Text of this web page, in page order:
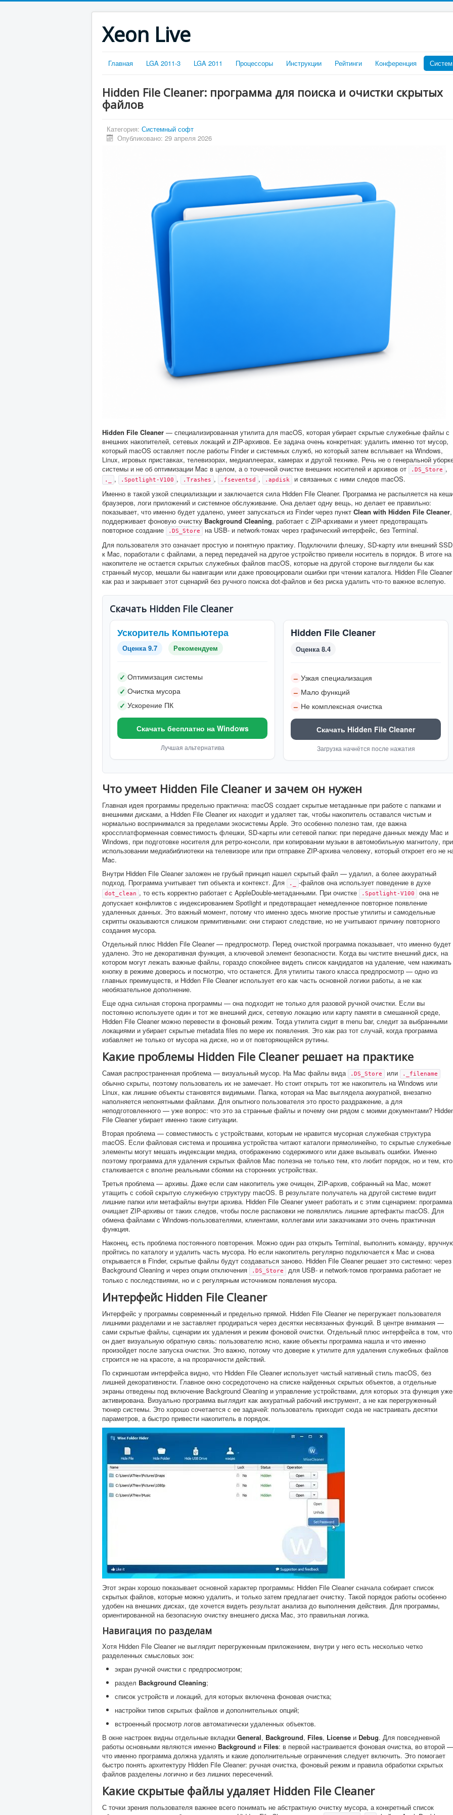
Xeon Live
Главная LGA 2011-3 LGA 2011 Процессоры Инструкции Рейтинги Конференция
Hidden File Cleaner: программа для поиска и очистки скрытых
файлов
Категория: Системный софт
Опубликовано: 29 апреля 2026
Hidden File Cleaner — специализированная утилита для macOS, которая убирает скрытые служебные файлы с
внешних накопителей, сетевых локаций и ZIP-архивов. Ее задача очень конкретная: удалить именно тот мусор,
который macOS оставляет после работы Finder и системных служб, но который затем всплывает на Windows,
Linux, игровых приставках, телевизорах, медиаплеерах, камерах и другой технике. Речь не о генеральной
системы и не об оптимизации Mac в целом, а о точечной очистке внешних носителей и архивов от
.DS_Store ,
._ , .Spotlight-V100 , .Trashes , .fseventsd , .apdisk
и связанных с ними следов macOS.
Именно в такой узкой специализации и заключается сила Hidden File Cleaner. Программа не распыляется на
браузеров, логи приложений и системное обслуживание. Она делает одну вещь, но делает ее правильно:
показывает, что именно будет удалено, умеет запускаться из Finder через пункт Clean with Hidden File Cleaner,
поддерживает фоновую очистку Background Cleaning, работает с ZIP-архивами и умеет предотвращать
повторное создание
.DS_Store
на USB- и network-томах через графический интерфейс, без Terminal.
Для пользователя это означает простую и понятную практику. Подключили флешку, SD-карту или внешний SSD
к Mac, поработали с файлами, а перед передачей на другое устройство привели носитель в порядок. В итоге на
накопителе не остается скрытых служебных файлов macOS, которые на другой стороне выглядели бы как
странный мусор, мешали бы навигации или даже провоцировали ошибки при чтении каталога. Hidden File Cleaner
как раз и закрывает этот сценарий без ручного поиска dot-файлов и без риска удалить что-то важное вслепую.
Скачать Hidden File Cleaner
Ускоритель Компьютера
Оценка 9.7 Рекомендуем
✓ Оптимизация системы
✓ Очистка мусора
✓ Ускорение ПК
Скачать бесплатно на Windows
Лучшая альтернатива
Hidden File Cleaner
Оценка 8.4
– Узкая специализация
– Мало функций
– Не комплексная очистка
Скачать Hidden File Cleaner
Загрузка начнётся после нажатия
Что умеет Hidden File Cleaner и зачем он нужен
Главная идея программы предельно практична: macOS создает скрытые метаданные при работе с папками и
внешними дисками, а Hidden File Cleaner их находит и удаляет так, чтобы накопитель оставался чистым и
нормально воспринимался за пределами экосистемы Apple. Это особенно полезно там, где важна
кроссплатформенная совместимость флешки, SD-карты или сетевой папки: при передаче данных между Mac и
Windows, при подготовке носителя для ретро-консоли, при копировании музыки в автомобильную магнитолу, при
использовании медиабиблиотеки на телевизоре или при отправке ZIP-архива человеку, который откроет его не
Mac.
Внутри Hidden File Cleaner заложен не грубый принцип нашел скрытый файл — удалил, а более аккуратный
подход. Программа учитывает тип объекта и контекст. Для
._ -файлов она использует поведение в духе
dot_clean , то есть корректно работает с AppleDouble-метаданными. При очистке .Spotlight-V100
она не
допускает конфликтов с индексированием Spotlight и предотвращает немедленное повторное появление
удаленных данных. Это важный момент, потому что именно здесь многие простые утилиты и самодельные
скрипты оказываются слишком примитивными: они стирают следствие, но не учитывают причину повторного
создания мусора.
Отдельный плюс Hidden File Cleaner — предпросмотр. Перед очисткой программа показывает, что именно будет
удалено. Это не декоративная функция, а ключевой элемент безопасности. Когда вы чистите внешний диск, на
котором могут лежать важные файлы, гораздо спокойнее видеть список кандидатов на удаление, чем нажимать
кнопку в режиме доверюсь и посмотрю, что останется. Для утилиты такого класса предпросмотр — одно из
главных преимуществ, и Hidden File Cleaner использует его как часть основной логики работы, а не как
необязательное дополнение.
Еще одна сильная сторона программы — она подходит не только для разовой ручной очистки. Если вы
постоянно используете один и тот же внешний диск, сетевую локацию или карту памяти в смешанной среде,
Hidden File Cleaner можно перевести в фоновый режим. Тогда утилита сидит в menu bar, следит за выбранными
локациями и убирает скрытые metadata files по мере их появления. Это как раз тот случай, когда программа
избавляет не только от мусора на диске, но и от повторяющейся рутины.
Какие проблемы Hidden File Cleaner решает на практике
Самая распространенная проблема — визуальный мусор. На Mac файлы вида .DS_Store или ._filename
обычно скрыты, поэтому пользователь их не замечает. Но стоит открыть тот же накопитель на Windows или
Linux, как лишние объекты становятся видимыми. Папка, которая на Mac выглядела аккуратной, внезапно
наполняется непонятными файлами. Для опытного пользователя это просто раздражение, а для
неподготовленного — уже вопрос: что это за странные файлы и почему они рядом с моими документами?
File Cleaner убирает именно такие ситуации.
Вторая проблема — совместимость с устройствами, которым не нравится мусорная служебная структура
macOS. Если файловая система и прошивка устройства читают каталоги прямолинейно, то скрытые служебные
элементы могут мешать индексации медиа, отображению содержимого или даже вызывать ошибки. Именно
поэтому программа для удаления скрытых файлов Mac полезна не только тем, кто любит порядок, но и тем, кто
сталкивается с вполне реальными сбоями на сторонних устройствах.
Третья проблема — архивы. Даже если сам накопитель уже очищен, ZIP-архив, собранный на Mac, может
утащить с собой скрытую служебную структуру macOS. В результате получатель на другой системе видит
лишние папки или метафайлы внутри архива. Hidden File Cleaner умеет работать и с этим сценарием: программа
очищает ZIP-архивы от таких следов, чтобы после распаковки не появлялись лишние артефакты macOS. Для
обмена файлами с Windows-пользователями, клиентами, коллегами или заказчиками это очень практичная
функция.
Наконец, есть проблема постоянного повторения. Можно один раз открыть Terminal, выполнить команду,
пройтись по каталогу и удалить часть мусора. Но если накопитель регулярно подключается к Mac и снова
открывается в Finder, скрытые файлы будут создаваться заново. Hidden File Cleaner решает это системно: через
Background Cleaning и через опции отключения
.DS_Store
для USB- и network-томов программа работает не
только с последствиями, но и с регулярным источником появления мусора.
Интерфейс Hidden File Cleaner
Интерфейс у программы современный и предельно прямой. Hidden File Cleaner не перегружает пользователя
лишними разделами и не заставляет продираться через десятки несвязанных функций. В центре внимания —
сами скрытые файлы, сценарии их удаления и режим фоновой очистки. Отдельный плюс интерфейса в том, что
он дает визуальную обратную связь: пользователю ясно, какие объекты программа нашла и что именно
произойдет после запуска очистки. Это важно, потому что доверие к утилите для удаления служебных файлов
строится не на красоте, а на прозрачности действий.
По скриншотам интерфейса видно, что Hidden File Cleaner использует чистый нативный стиль macOS, без
лишней декоративности. Главное окно сосредоточено на списке найденных скрытых объектов, а отдельные
экраны отведены под включение Background Cleaning и управление устройствами, для которых эта функция уже
активирована. Визуально программа выглядит как аккуратный рабочий инструмент, а не как перегруженный
тюнер системы. Это хорошо сочетается с ее задачей: пользователь приходит сюда не настраивать десятки
параметров, а быстро привести накопитель в порядок.
Этот экран хорошо показывает основной характер программы: Hidden File Cleaner сначала собирает список
скрытых файлов, которые можно удалить, и только затем предлагает очистку. Такой порядок работы особенно
удобен на внешних дисках, где хочется видеть результат анализа до выполнения действия. Для программы,
ориентированной на безопасную очистку внешнего диска Mac, это правильная логика.
Навигация по разделам
Хотя Hidden File Cleaner не выглядит перегруженным приложением, внутри у него есть несколько четко
разделенных смысловых зон:
экран ручной очистки с предпросмотром;
раздел Background Cleaning;
список устройств и локаций, для которых включена фоновая очистка;
настройки типов скрытых файлов и дополнительных опций;
встроенный просмотр логов автоматически удаленных объектов.
В окне настроек видны отдельные вкладки General, Background, Files, License и Debug. Для повседневной
работы основными являются именно Background и Files: в первой настраивается фоновая очистка, во второй —
что именно программа должна удалять и какие дополнительные ограничения следует включить. Это помогает
быстро понять архитектуру Hidden File Cleaner: ручная очистка, фоновый режим и правила обработки скрытых
файлов разделены логично и без лишних пересечений.
Какие скрытые файлы удаляет Hidden File Cleaner
С точки зрения пользователя важнее всего понимать не абстрактную очистку мусора, а конкретный список